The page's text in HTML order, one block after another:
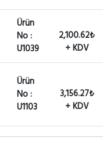
Ürün
No :
U1039
2,100.62₺
+ KDV
Ürün
No :
U1103
3,156.27₺
+ KDV